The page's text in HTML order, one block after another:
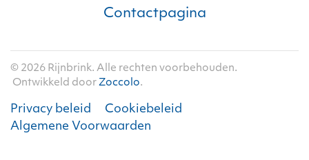
Contactpagina
© 2026 Rijnbrink. Alle rechten voorbehouden.
Ontwikkeld door Zoccolo.
Privacy beleid
Cookiebeleid
Algemene Voorwaarden